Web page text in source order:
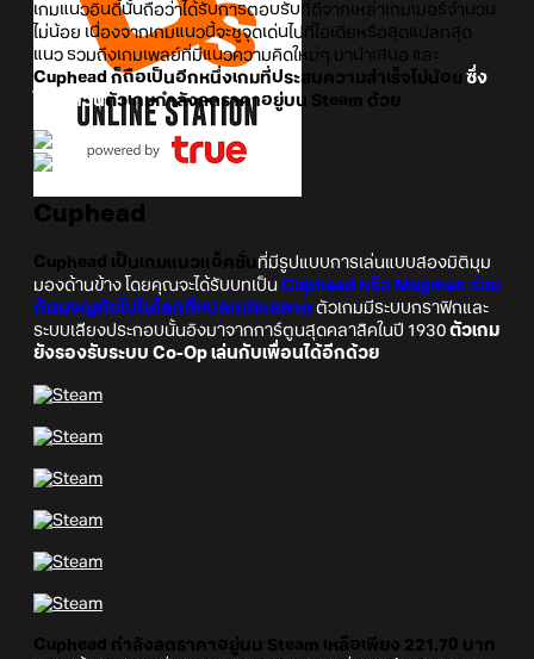
เกมแนวอินดี้นั้นถือว่าได้รับการตอบรับที่ดีจากเหล่าเกมเมอร์จำนวน
ไม่น้อย เนื่องจากเกมแนวนี้จะชูจุดเด่นไปที่ไอเดียหรือสุดแปลกสุด
แนว รวมถึงเกมเพลย์ที่มีแนวความคิดใหม่ๆ มานำเสนอ และ
Cuphead ก็ถือเป็นอีกหนึ่งเกมที่ประสบความสำเร็จไม่น้อย ซึ่ง
ในคราวนี้ตัวเกมกำลังลดราคาอยู่บน Steam ด้วย
Cuphead
Cuphead เป็นเกมแนวแอ็คชั่น ที่มีรูปแบบการเล่นแบบสองมิติมุม
มองด้านข้าง โดยคุณจะได้รับบทเป็น Cuphead หรือ Mugman ร่วม
กันผจญภัยไปในโลกที่แปลกประหลาด ตัวเกมมีระบบกราฟิกและ
ระบบเสียงประกอบนั้นอิงมาจากการ์ตูนสุดคลาสิคในปี 1930 ตัวเกม
ยังรองรับระบบ Co-Op เล่นกับเพื่อนได้อีกด้วย
Cuphead กำลังลดราคาอยู่บน Steam เหลือเพียง 221.70 บาท